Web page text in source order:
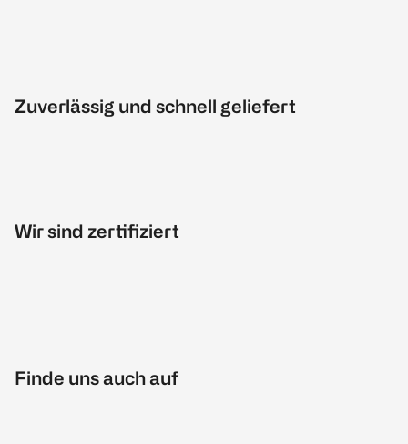
Zuverlässig und schnell geliefert
Wir sind zertifiziert
Finde uns auch auf